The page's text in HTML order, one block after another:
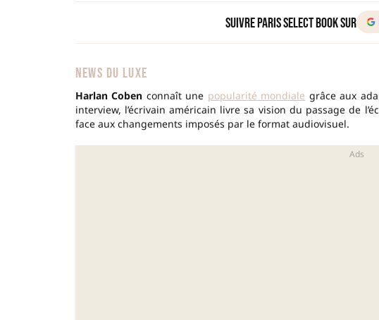
Suivre Paris Select Book sur
NEWS DU LUXE
Harlan Coben connaît une popularité mondiale grâce aux
interview, l’écrivain américain livre sa vision du passage de
face aux changements imposés par le format audiovisuel.